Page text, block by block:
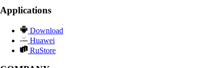
Applications
Download
Huawei
RuStore